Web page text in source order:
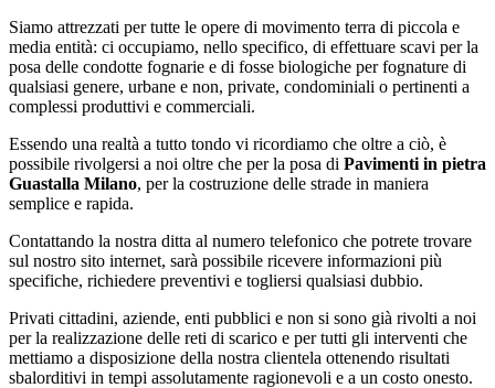
Siamo attrezzati per tutte le opere di movimento terra di piccola e
media entità: ci occupiamo, nello specifico, di effettuare scavi per la
posa delle condotte fognarie e di fosse biologiche per fognature di
qualsiasi genere, urbane e non, private, condominiali o pertinenti a
complessi produttivi e commerciali.
Essendo una realtà a tutto tondo vi ricordiamo che oltre a ciò, è
possibile rivolgersi a noi oltre che per la posa di Pavimenti in pietra
Guastalla Milano, per la costruzione delle strade in maniera
semplice e rapida.
Contattando la nostra ditta al numero telefonico che potrete trovare
sul nostro sito internet, sarà possibile ricevere informazioni più
specifiche, richiedere preventivi e togliersi qualsiasi dubbio.
Privati cittadini, aziende, enti pubblici e non si sono già rivolti a noi
per la realizzazione delle reti di scarico e per tutti gli interventi che
mettiamo a disposizione della nostra clientela ottenendo risultati
sbalorditivi in tempi assolutamente ragionevoli e a un costo onesto.